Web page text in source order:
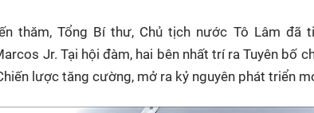
Bé xem gì
Mái ấm gia đình
thăm, Tổng Bí thư, Chủ tịch nước Tô Lâm đã
Jr. Tại hội đàm, hai bên nhất trí ra Tuyên bố
lược tăng cường, mở ra kỷ nguyên phát triển